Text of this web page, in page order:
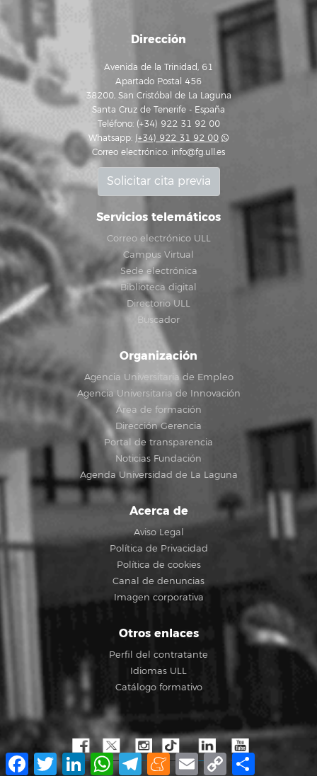
Dirección
Avenida de la Trinidad, 61
Apartado Postal 456
38200, San Cristóbal de La Laguna
Santa Cruz de Tenerife - España
Teléfono: (+34) 922 31 92 00
Whatsapp: (+34) 922 31 92 00
Correo electrónico: info@fg.ull.es
Solicitar cita previa
Servicios telemáticos
Correo electrónico ULL
Campus Virtual
Sede electrónica
Biblioteca digital
Directorio ULL
Buscador
Organización
Agencia Universitaria de Empleo
Agencia Universitaria de Innovación
Área de formación
Dirección Gerencia
Portal de transparencia
Noticias Fundación
Agenda Universidad de La Laguna
Acerca de
Aviso Legal
Política de Privacidad
Política de cookies
Canal de denuncias
Imagen corporativa
Otros enlaces
Perfil del contratante
Idiomas ULL
Catálogo formativo
Facebook
TwitterLinkedInWhatsApp
TelegramMeneame
Email Copy
Link